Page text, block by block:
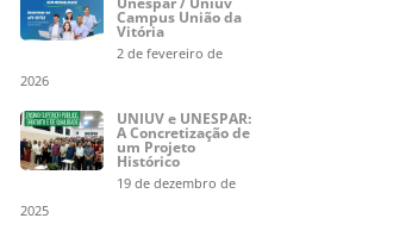
Campus União da
Vitória
2 de fevereiro de
2026
UNIUV e UNESPAR:
A Concretização de
um Projeto
Histórico
19 de dezembro de
2025